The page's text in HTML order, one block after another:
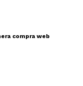
compra web